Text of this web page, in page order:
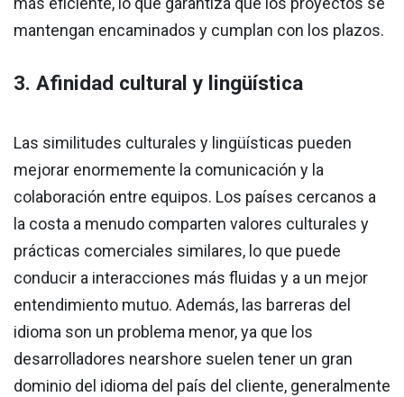
mantengan encaminados y cumplan con los plazos.
3. Afinidad cultural y lingüística
Las similitudes culturales y lingüísticas pueden
mejorar enormemente la comunicación y la
colaboración entre equipos. Los países cercanos a
la costa a menudo comparten valores culturales y
prácticas comerciales similares, lo que puede
conducir a interacciones más fluidas y a un mejor
entendimiento mutuo. Además, las barreras del
idioma son un problema menor, ya que los
desarrolladores nearshore suelen tener un gran
dominio del idioma del país del cliente, generalmente